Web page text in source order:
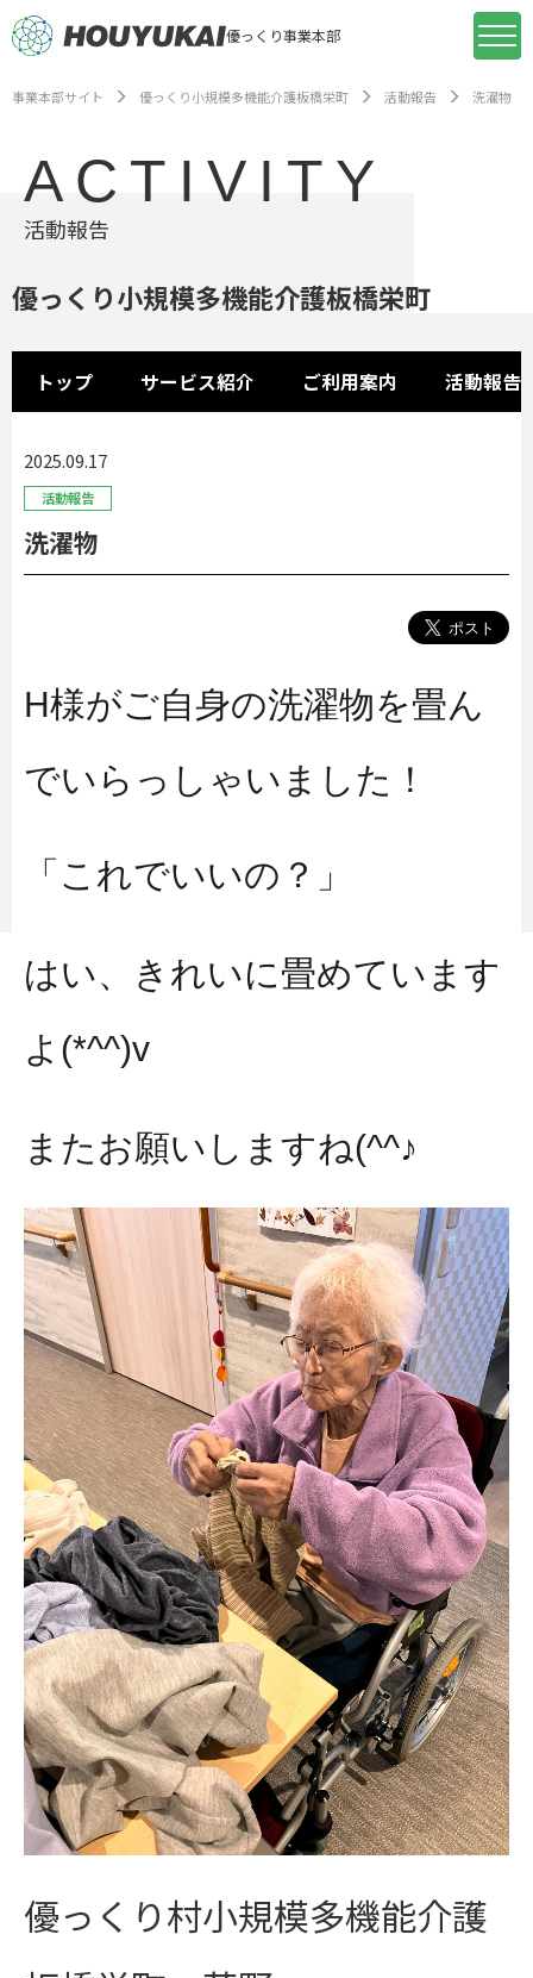
優っくり事業本部
事業本部サイト 優っくり小規模多機能介護板橋栄町 活動報告 洗濯物
ACTIVITY
活動報告
優っくり小規模多機能介護板橋栄町
トップ サービス紹介 ご利用案内 活動報告
2025.09.17
活動報告
洗濯物
H様がご自身の洗濯物を畳ん
でいらっしゃいました！
「これでいいの？」
はい、きれいに畳めていま す
よ(*^^)v
またお願いしますね(^^♪
優っくり村小規模多機能介護